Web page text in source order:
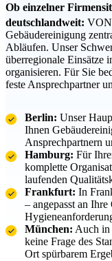
Ob einzelner
deutschlandweit:
Gebäudereinigung
Abläufen. Unser
überregionale Einsätze
organisieren. Für Sie
feste Ansprechpartner
Berlin: Unser
Ihnen
Ansprechpartnern
Hamburg: Für
komplette
laufenden
Frankfurt: In
– angepasst an
München: Auch in
keine Frage des
Ort spürbarem